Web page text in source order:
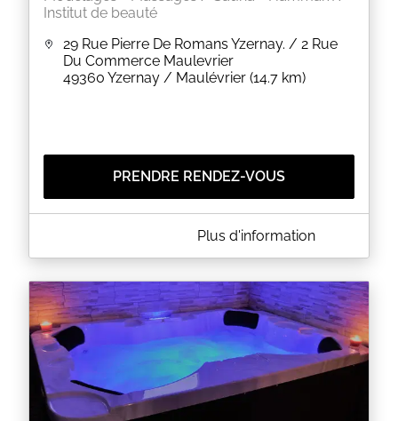
EN SAVOIR PLUS
Institut de beauté
29 Rue Pierre De Romans Yzernay. / 2 Rue
Du Commerce Maulevrier
49360 Yzernay / Maulévrier (14.7 km)
PRENDRE RENDEZ-VOUS
A PROPOS DE ELEONA ESTHETIC
Venez dans un institut tendance et moderne.
maquillage...
Exclusivement à yzernay technique lumière pulsée.
Pour les réservations en ligne: choisissez le lieu de
votre rdv ainsi que vos prestations ensuite a vous de
choisir l'horaire qu'il vous convient
EN SAVOIR PLUS
Plus d'information